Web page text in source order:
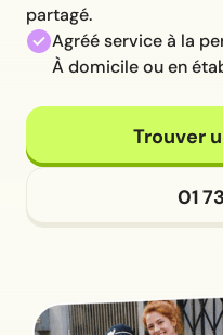
partagé.
Agréé service à la
À domicile ou en
Trouver
01